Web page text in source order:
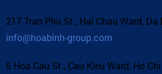
217 Tran Phu St., Hai Chau Ward, Da
info@hoabinh-group.com
5 Hoa Cau St., Cau Kieu Ward, Ho